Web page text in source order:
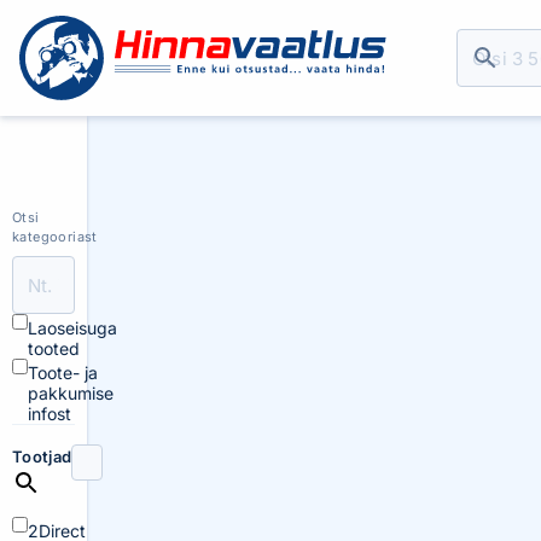
Otsi
kategooriast
Laoseisuga
tooted
Toote- ja
pakkumise
infost
Tootjad
2Direct